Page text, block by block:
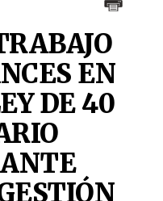
EN
DE 40